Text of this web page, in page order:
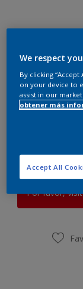
Cantidad
Este producto
Por favor,
We respect
By clicking
on your device to
assist in our
obtener más
Accept All